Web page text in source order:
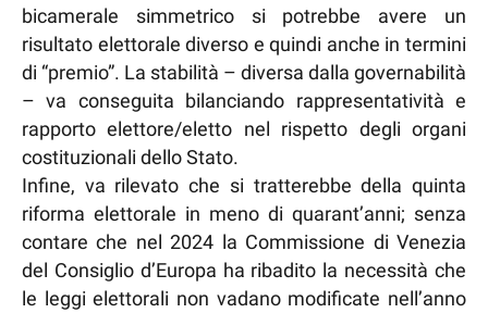
bicamerale simmetrico si potrebbe avere un
risultato elettorale diverso e quindi anche in termini
di “premio”. La stabilità – diversa dalla governabilità
– va conseguita bilanciando rappresentatività e
rapporto elettore/eletto nel rispetto degli organi
costituzionali dello Stato.
Infine, va rilevato che si tratterebbe della quinta
riforma elettorale in meno di quarant’anni; senza
contare che nel 2024 la Commissione di Venezia
del Consiglio d’Europa ha ribadito la necessità che
le leggi elettorali non vadano modificate nell’anno